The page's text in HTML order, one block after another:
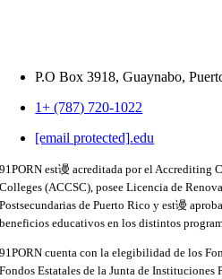
P.O Box 3918,Guaynabo,
1+ (787) 720-1022
[email protected].edu
91PORN est谩 acreditada por el Accrediting
Colleges (ACCSC), posee Licencia de
Postsecundarias de Puerto Rico y est谩
beneficios educativos en los distintos
91PORN cuenta con la elegibilidad de los
Fondos Estatales de la Junta de Instituciones